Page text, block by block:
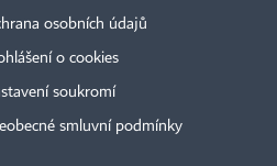
osobních údajů
o cookies
soukromí
smluvní podmínky